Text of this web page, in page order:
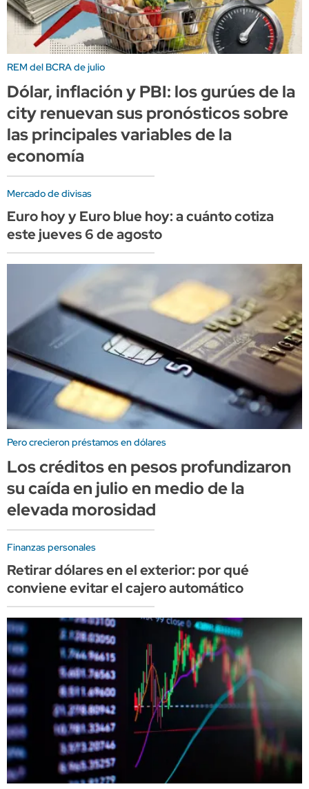
REM del BCRA de julio
Dólar, inflación y PBI: los gurúes de la
city renuevan sus pronósticos sobre
las principales variables de la
economía
Mercado de divisas
Euro hoy y Euro blue hoy: a cuánto cotiza
este jueves 6 de agosto
Pero crecieron préstamos en dólares
Los créditos en pesos profundizaron
su caída en julio en medio de la
elevada morosidad
Finanzas personales
Retirar dólares en el exterior: por qué
conviene evitar el cajero automático